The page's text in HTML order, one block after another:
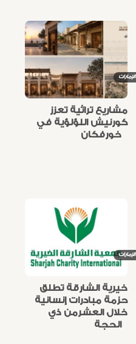
الإمارات
مشاريع تراثية تعزز
كورنيش اللؤلؤية في
الإمارات
خيرية الشارقة تطلق
حزمة مبادرات إنسانية
خلال العشرمن ذي
الحجة